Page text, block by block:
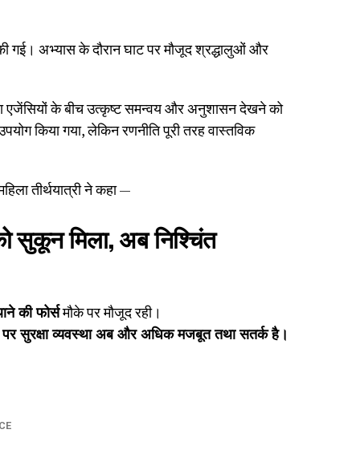
गई। अभ्यास के दौरान घाट पर मौजूद श्रद्धालुओं और
एजेंसियों के बीच उत्कृष्ट समन्वय और अनुशासन देखने को
किया गया, लेकिन रणनीति पूरी तरह वास्तविक
तीर्थयात्री ने कहा —
सुकून मिला, अब निश्चिंत
की फोर्समौके पर मौजूद रही।
पर सुरक्षा व्यवस्था अब और अधिक मजबूत तथा सतर्क है।